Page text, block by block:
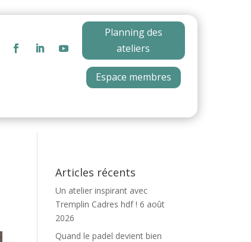
Planning des
ateliers
Espace membres
Articles récents
Un atelier inspirant avec
Tremplin Cadres hdf ! 6 août
2026
Quand le padel devient bien